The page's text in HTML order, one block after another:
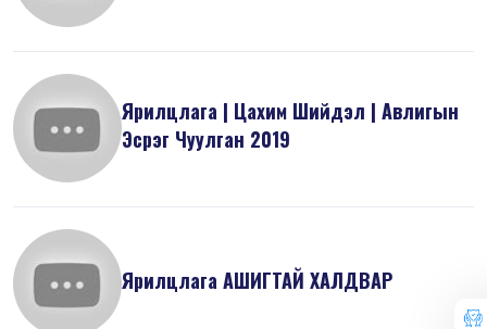
Ярилцлага | Цахим Шийдэл | Авлигын
Эсрэг Чуулган 2019
Ярилцлага АШИГТАЙ ХАЛДВАР